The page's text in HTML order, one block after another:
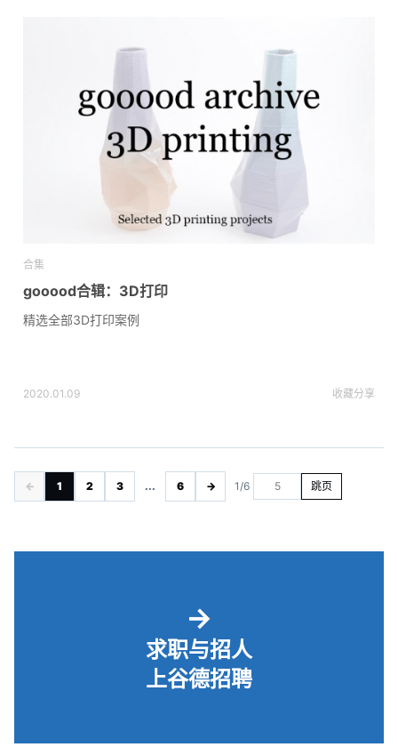
合集
gooood合辑：3D打印
精选全部3D打印案例
2020.01.09 收藏分享
← 1 2 3 ... 6 → 1/6 跳页
→
求职与招人
上谷德招聘